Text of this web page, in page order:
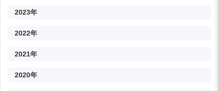
2023年
2022年
2021年
2020年